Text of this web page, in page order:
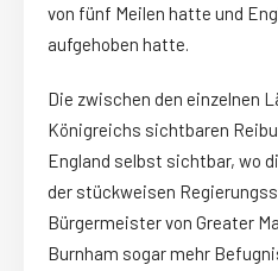
von fünf Meilen hatte und
aufgehoben hatte.
Die zwischen den einzelnen
Königreichs sichtbaren
England selbst sichtbar, wo
der stückweisen
Bürgermeister von Greater
Burnham sogar mehr